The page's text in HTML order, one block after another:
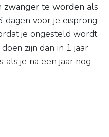
zwanger te worden als
voor je eisprong.
je ongesteld wordt.
zijn dan in 1 jaar
als je na een jaar nog